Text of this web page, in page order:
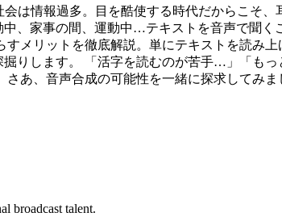
情報過多。目を酷使する時代だからこそ、
、家事の間、運動中…テキストを音声で聞
メリットを徹底解説。単にテキストを読み
りします。 「活字を読むのが苦手…」「も
あ、音声合成の可能性を一緒に探求してみ
broadcast talent.